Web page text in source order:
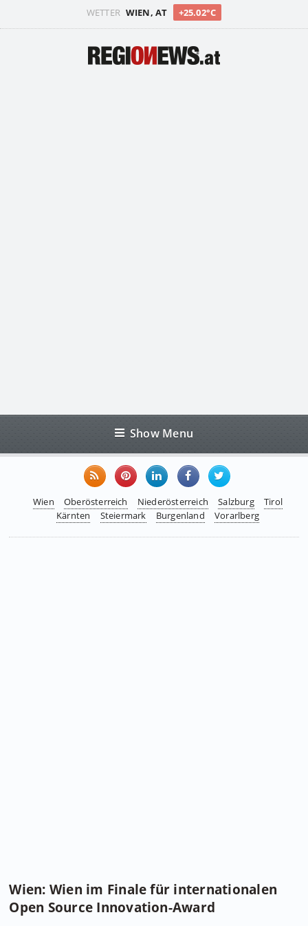
WETTER WIEN, AT +25.02°C
Show Menu
Wien Oberösterreich Niederösterreich Salzburg
Tirol
Kärnten
Steiermark Burgenland Vorarlberg
Wien: Wien im Finale für internationalen
Open Source Innovation-Award